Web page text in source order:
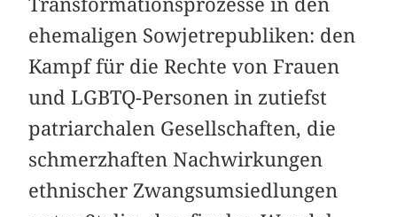
Transformationsprozesse in den
ehemaligen Sowjetrepubliken: den
Kampf für die Rechte von Frauen
und LGBTQ-Personen in zutiefst
patriarchalen Gesellschaften, die
schmerzhaften Nachwirkungen
ethnischer Zwangsumsiedlungen